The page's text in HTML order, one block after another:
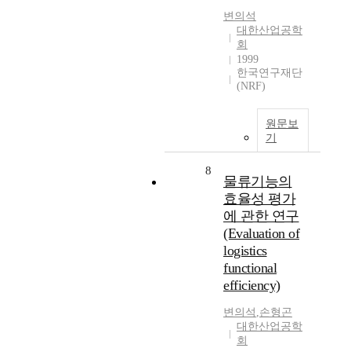
변의석
대한산업공학
회
1999
한국연구재단
(NRF)
원문보
기
8
물류기능의
효율성 평가
에 관한 연구
(Evaluation of
logistics
functional
efficiency)
변의석 ,손형곤
대한산업공학
회